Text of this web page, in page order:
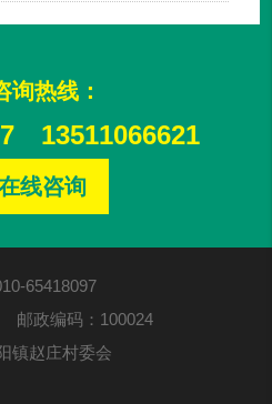
询热线：
13511066621
线咨询
65418097
邮政编码：100024
镇赵庄村委会